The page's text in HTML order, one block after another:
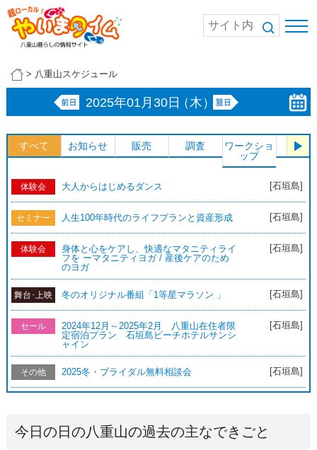
> 八重山スケジュール
2025年01月30日（木）
すべて お知らせ 販売 調査
ワークショ
ップ
体験
体験会 大人からはじめるダンス [石垣島]
セミナー 人生100年時代のライフプランと資産形成 [石垣島]
体験会
身体と心をケアし、快適なマタニティライ
フを ーマタニティヨガ / 産後ケアのため
のヨガ
[石垣島]
舞台･上映 冬のオリジナル番組「1等星マラソン 」 [石垣島]
セール
2024年12月～2025年2月 八重山在住者限
定宿泊プラン 石垣島ビーチホテルサンシ
ャイン
[石垣島]
その他 2025冬・ブライダル無料相談会 [石垣島]
今日の日の八重山の過去の主なできごと